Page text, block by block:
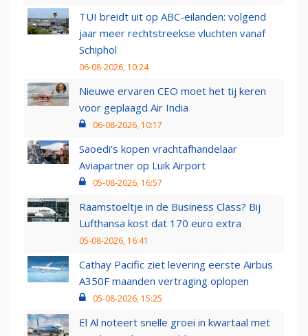
TUI breidt uit op ABC-eilanden: volgend
jaar meer rechtstreekse vluchten vanaf
Schiphol
06-08-2026, 10:24
Nieuwe ervaren CEO moet het tij keren
voor geplaagd Air India
06-08-2026, 10:17
Saoedi’s kopen vrachtafhandelaar
Aviapartner op Luik Airport
05-08-2026, 16:57
Raamstoeltje in de Business Class? Bij
Lufthansa kost dat 170 euro extra
05-08-2026, 16:41
Cathay Pacific ziet levering eerste Airbus
A350F maanden vertraging oplopen
05-08-2026, 15:25
El Al noteert snelle groei in kwartaal met